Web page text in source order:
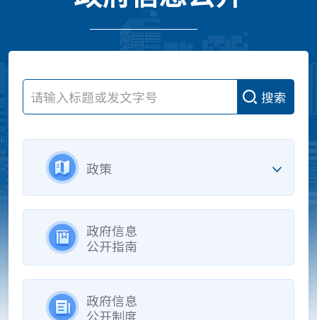
搜索
政策
政府信息
公开指南
政府信息